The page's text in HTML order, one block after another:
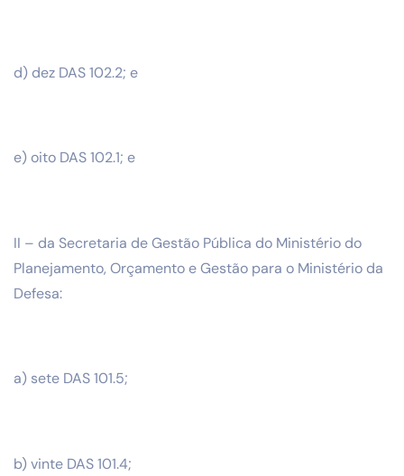
d) dez DAS 102.2; e
e) oito DAS 102.1; e
II – da Secretaria de Gestão Pública do Ministério do
Planejamento, Orçamento e Gestão para o Ministério da
Defesa:
a) sete DAS 101.5;
b) vinte DAS 101.4;